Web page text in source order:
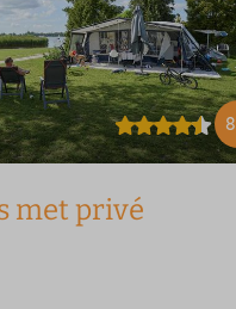
met privé